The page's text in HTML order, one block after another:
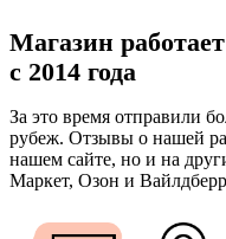
Магазин работает
с 2014 года
За это время отправили
рубеж. Отзывы о нашей
нашем сайте, но и на
Маркет, Озон и